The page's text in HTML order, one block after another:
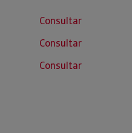
Consultar
Consultar
Consultar